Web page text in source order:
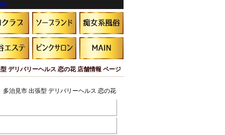
報
デリバリーヘルス 恋の花 店舗情報 ページ
多治見市 出張型 デリバリーヘルス 恋の花